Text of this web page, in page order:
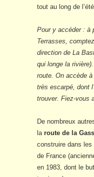
tout au long de
Pour y accéder : à
Terrasses,
direction de La
qui longe la
route. On accède
très escarpé, dont
trouver. Fiez-vous
De nombreux
la route de la
construire dans les
de France
en 1983, dont le